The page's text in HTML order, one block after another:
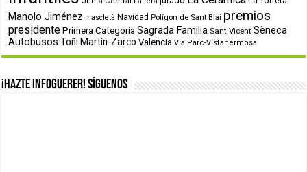
Manolo Jiménez mascletà Navidad Polígon de Sant Blai premios
presidente Primera Categoría Sagrada Familia Sant Vicent Sèneca
Autobusos Toñi Martín-Zarco Valencia Via Parc-Vistahermosa
¡Hazte infoguerer! Síguenos